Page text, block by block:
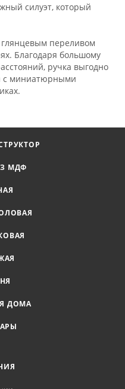
силуэт, который
глянцевым переливом
Благодаря большому
ручка выгодно
с миниатюрными
МДФ
ДОМА